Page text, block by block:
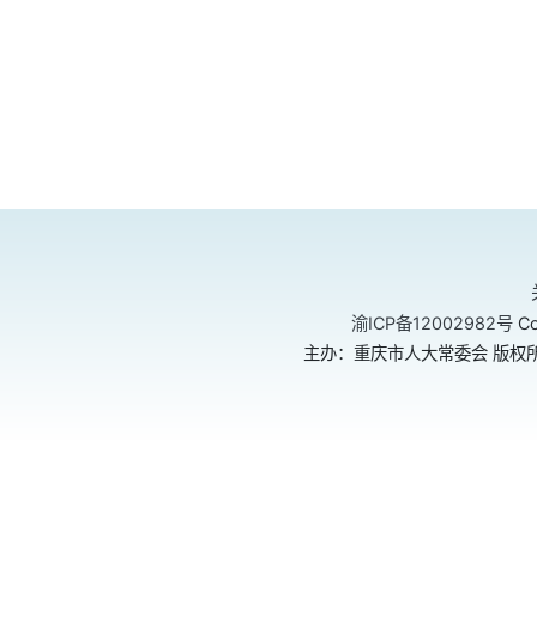
渝ICP备12002982号
主办：重庆市人大常委会 版